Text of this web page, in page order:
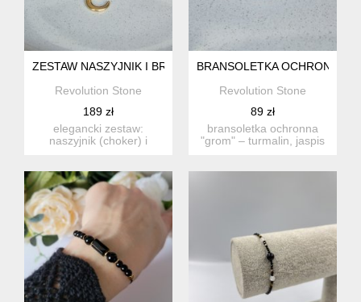
ZESTAW NASZYJNIK I BRANSOLETKA TURMALIN CZARNY
Revolution Stone
189 zł
elegancki zestaw:
naszyjnik (choker) i
BRANSOLETKA OCHRONNA -
Revolution Stone
89 zł
bransoletka ochronna
"grom" – turmalin, jaspis